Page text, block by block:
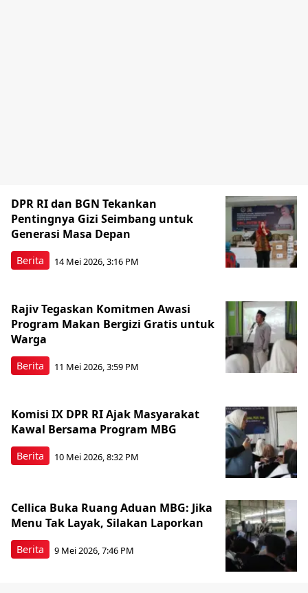
Berita
DPR RI dan BGN Tekankan
Pentingnya Gizi Seimbang untuk
Generasi Masa Depan
14 Mei 2026, 3:16 PM
Berita
Rajiv Tegaskan Komitmen Awasi
Program Makan Bergizi Gratis untuk
Warga
11 Mei 2026, 3:59 PM
Berita
Komisi IX DPR RI Ajak Masyarakat
Kawal Bersama Program MBG
10 Mei 2026, 8:32 PM
Berita
Cellica Buka Ruang Aduan MBG: Jika
Menu Tak Layak, Silakan Laporkan
9 Mei 2026, 7:46 PM